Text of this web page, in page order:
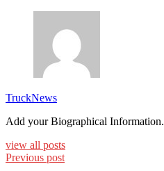
TruckNews
Add your Biographical Information.
view all posts
Previous post